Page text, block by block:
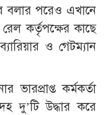
বলার পরেও এখানে
কর্তৃপক্ষের কাছে
ও গেটম্যান
ভারপ্রাপ্ত কর্মকর্তা
দু’টি উদ্ধার করে